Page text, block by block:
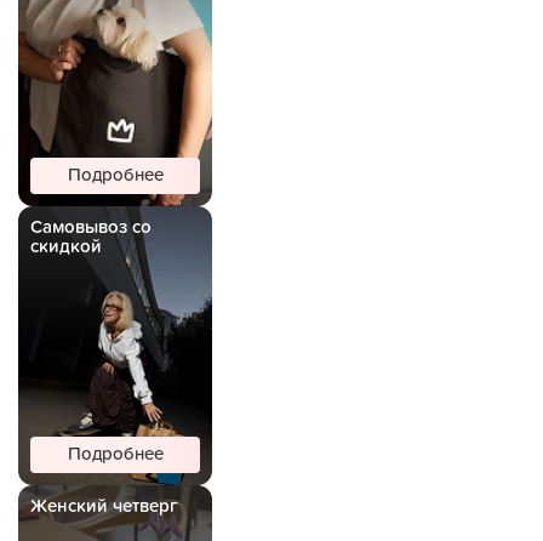
Подробнее
Самовывоз со
скидкой
Подробнее
Женский четверг